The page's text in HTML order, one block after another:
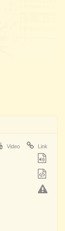
Video Link